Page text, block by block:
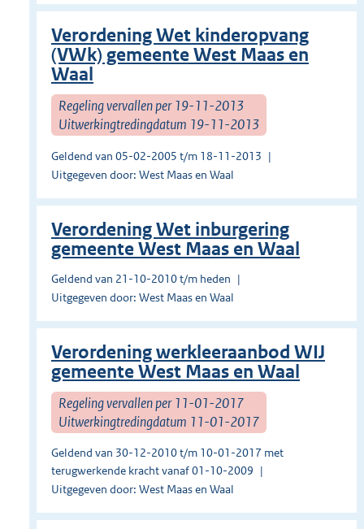
Verordening Wet kinderopvang
(VWk) gemeente West Maas en
Waal
Regeling vervallen per 19-11-2013
Uitwerkingtredingdatum 19-11-2013
Geldend van 05-02-2005 t/m 18-11-2013
Uitgegeven door: West Maas en Waal
Verordening Wet inburgering
gemeente West Maas en Waal
Geldend van 21-10-2010 t/m heden
Uitgegeven door: West Maas en Waal
Verordening werkleeraanbod WIJ
gemeente West Maas en Waal
Regeling vervallen per 11-01-2017
Uitwerkingtredingdatum 11-01-2017
Geldend van 30-12-2010 t/m 10-01-2017 met
terugwerkende kracht vanaf 01-10-2009
Uitgegeven door: West Maas en Waal